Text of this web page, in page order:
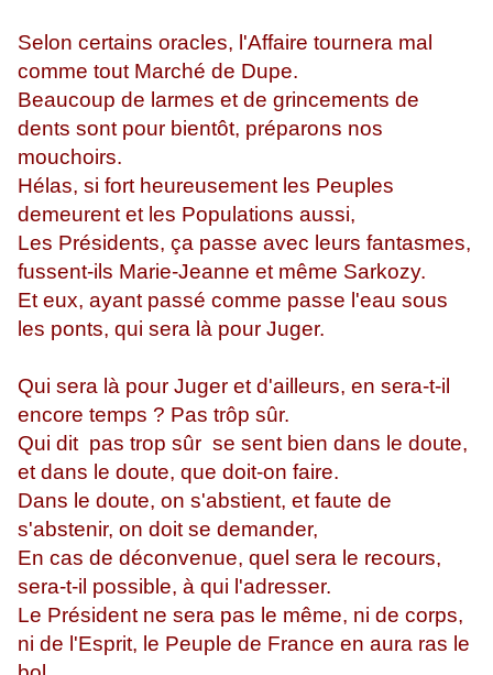
Selon certains oracles, l'Affaire tournera mal
comme tout Marché de Dupe.
Beaucoup de larmes et de grincements de
dents sont pour bientôt, préparons nos
mouchoirs.
Hélas, si fort heureusement les Peuples
demeurent et les Populations aussi,
Les Présidents, ça passe avec leurs fantasmes,
fussent-ils Marie-Jeanne et même Sarkozy.
Et eux, ayant passé comme passe l'eau sous
les ponts, qui sera là pour Juger.
Qui sera là pour Juger et d'ailleurs, en sera-t-il
encore temps ? Pas trôp sûr.
Qui dit pas trop sûr se sent bien dans le doute,
et dans le doute, que doit-on faire.
Dans le doute, on s'abstient, et faute de
s'abstenir, on doit se demander,
En cas de déconvenue, quel sera le recours,
sera-t-il possible, à qui l'adresser.
Le Président ne sera pas le même, ni de corps,
ni de l'Esprit, le Peuple de France en aura ras le